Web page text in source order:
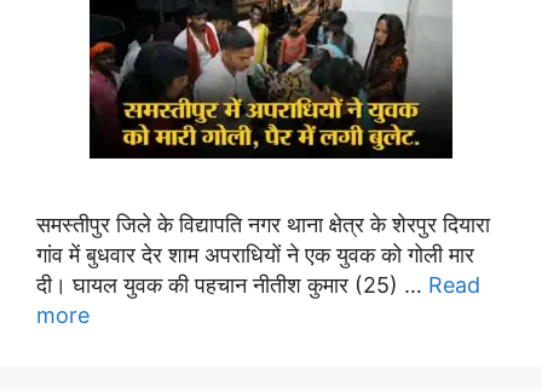
समस्तीपुर जिले के विद्यापति नगर थाना क्षेत्र के शेरपुर दियारा
गांव में बुधवार देर शाम अपराधियों ने एक युवक को गोली मार
दी। घायल युवक की पहचान नीतीश कुमार (25) … Read
more